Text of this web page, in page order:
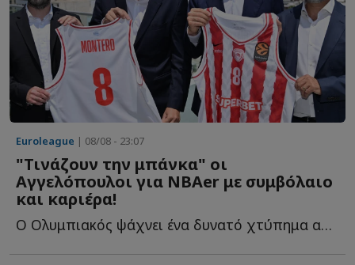
Euroleague | 08/08 - 23:07
"Τινάζουν την μπάνκα" οι
Αγγελόπουλοι για NBAer με συμβόλαιο
και καριέρα!
Ο Ολυμπιακός ψάχνει ένα δυνατό χτύπημα από την Αμερική κ...